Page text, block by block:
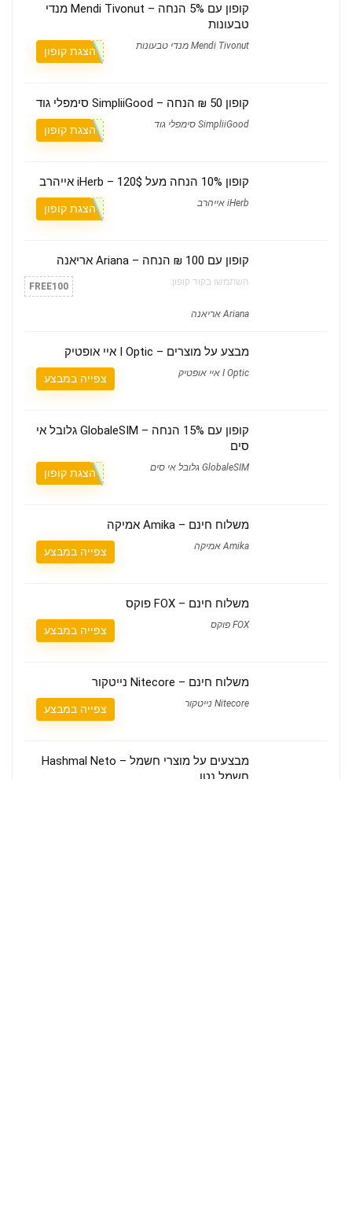
קופון עם 5% הנחה – Mendi Tivonut מנדי
טבעונות
Mendi Tivonut מנדי טבעונות הצגת קופון
קופון 50 ₪ הנחה – SimpliiGood סימפלי גוד
SimpliiGood סימפלי גוד הצגת קופון
קופון 10% הנחה מעל 120$ – iHerb אייהרב
iHerb אייהרב הצגת קופון
קופון עם 100 ₪ הנחה – Ariana אריאנה
השתמשו בקוד קופון: FREE100
Ariana אריאנה
מבצע על מוצרים – I Optic איי אופטיק
I Optic איי אופטיק צפייה במבצע
קופון עם 15% הנחה – GlobaleSIM גלובל אי
סים
GlobaleSIM גלובל אי סים הצגת קופון
משלוח חינם – Amika אמיקה
Amika אמיקה צפייה במבצע
משלוח חינם – FOX פוקס
FOX פוקס צפייה במבצע
משלוח חינם – Nitecore נייטקור
Nitecore נייטקור צפייה במבצע
מבצעים על מוצרי חשמל – Hashmal Neto
חשמל נטו